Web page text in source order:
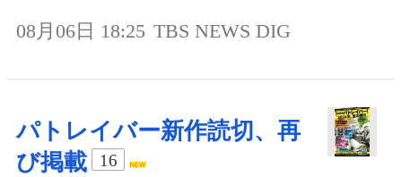
08月06日 18:25 TBS NEWS DIG
パトレイバー新作読切、再
び掲載
16